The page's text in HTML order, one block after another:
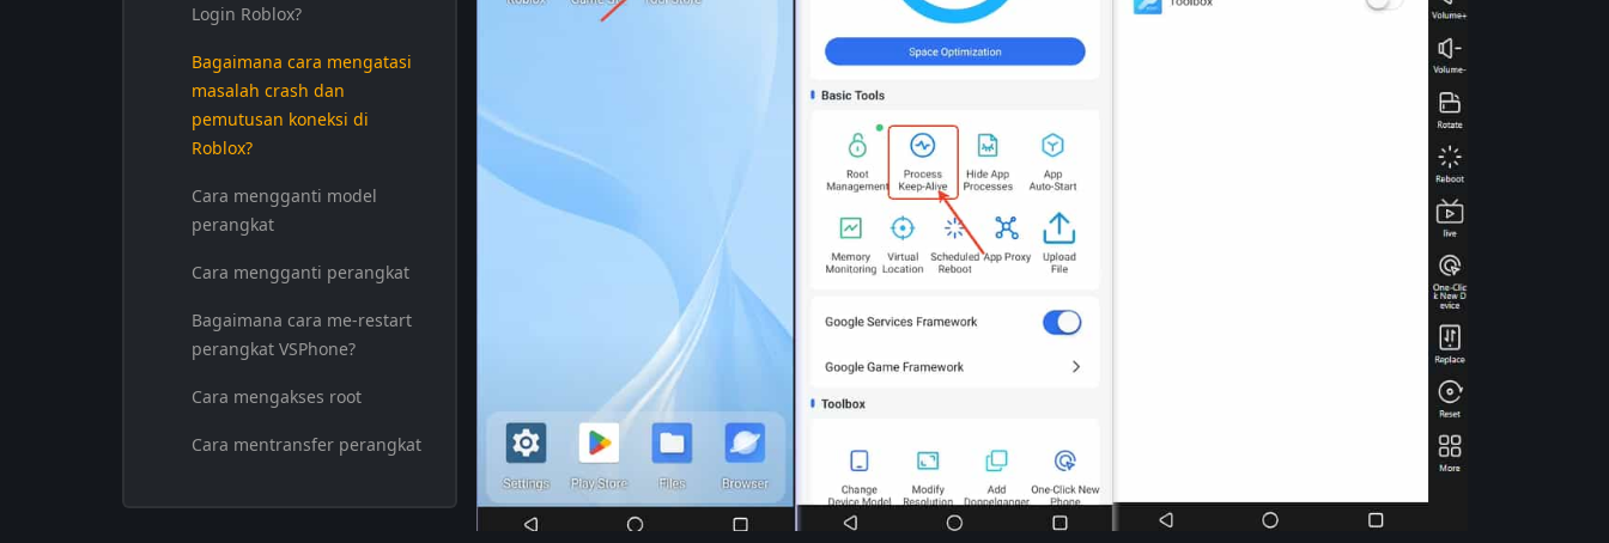
Login Roblox?
Bagaimana cara mengatasi
masalah crash dan
pemutusan koneksi di
Roblox?
Cara mengganti model
perangkat
Cara mengganti perangkat
Bagaimana cara me-restart
perangkat VSPhone?
Cara mengakses root
Cara mentransfer perangkat